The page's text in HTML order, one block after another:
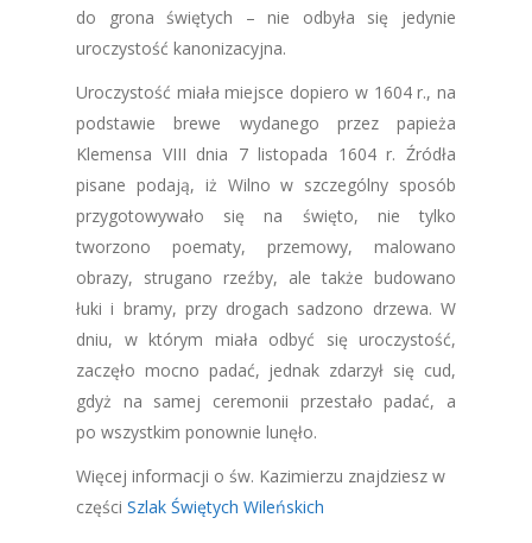
do grona świętych – nie odbyła się jedynie
uroczystość kanonizacyjna.
Uroczystość miała miejsce dopiero w 1604 r., na
podstawie brewe wydanego przez papieża
Klemensa VIII dnia 7 listopada 1604 r. Źródła
pisane podają, iż Wilno w szczególny sposób
przygotowywało się na święto, nie tylko
tworzono poematy, przemowy, malowano
obrazy, strugano rzeźby, ale także budowano
łuki i bramy, przy drogach sadzono drzewa. W
dniu, w którym miała odbyć się uroczystość,
zaczęło mocno padać, jednak zdarzył się cud,
gdyż na samej ceremonii przestało padać, a
po wszystkim ponownie lunęło.
Więcej informacji o św. Kazimierzu znajdziesz w
części Szlak Świętych Wileńskich